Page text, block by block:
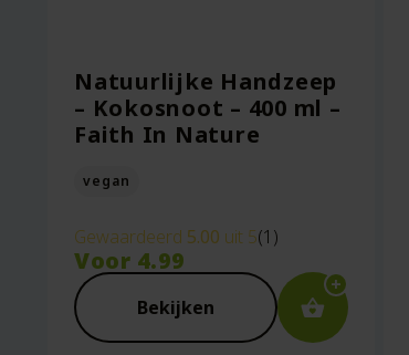
Natuurlijke Handzeep
– Kokosnoot – 400 ml –
Faith In Nature
vegan
Gewaardeerd 5.00 uit 5(1)
Voor 4.99
Bekijken